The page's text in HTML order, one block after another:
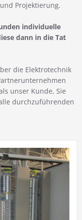
Projektierung.
individuelle
dann in die Tat
die Elektrotechnik
unser Kunde, Sie
durchzuführenden